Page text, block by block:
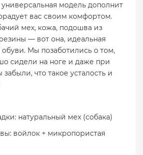
универсальная модель дополнит
вас своим комфортом.
мех, кожа, подошва из
— вот она, идеальная
Мы позаботились о том,
сидели на ноге и даже при
что такое усталость и
натуральный мех (собака)
войлок + микропористая